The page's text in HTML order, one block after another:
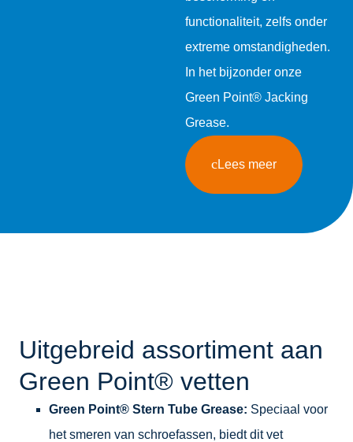
functionaliteit, zelfs onder
extreme omstandigheden.
In het bijzonder onze
Green Point® Jacking
Grease.
Lees meer
Uitgebreid assortiment aan
Green Point® vetten
Green Point® Stern Tube Grease: Speciaal voor
het smeren van schroefassen, biedt dit vet